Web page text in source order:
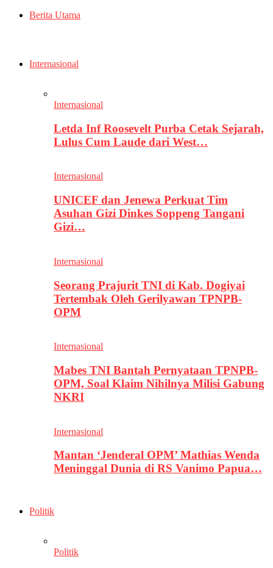
Berita Utama
Internasional
Internasional
Letda Inf Roosevelt Purba Cetak Sejarah,
Lulus Cum Laude dari West…
Internasional
UNICEF dan Jenewa Perkuat Tim
Asuhan Gizi Dinkes Soppeng Tangani
Gizi…
Internasional
Seorang Prajurit TNI di Kab. Dogiyai
Tertembak Oleh Gerilyawan TPNPB-
OPM
Internasional
Mabes TNI Bantah Pernyataan TPNPB-
OPM, Soal Klaim Nihilnya Milisi Gabung
NKRI
Internasional
Mantan ‘Jenderal OPM’ Mathias Wenda
Meninggal Dunia di RS Vanimo Papua…
Politik
Politik